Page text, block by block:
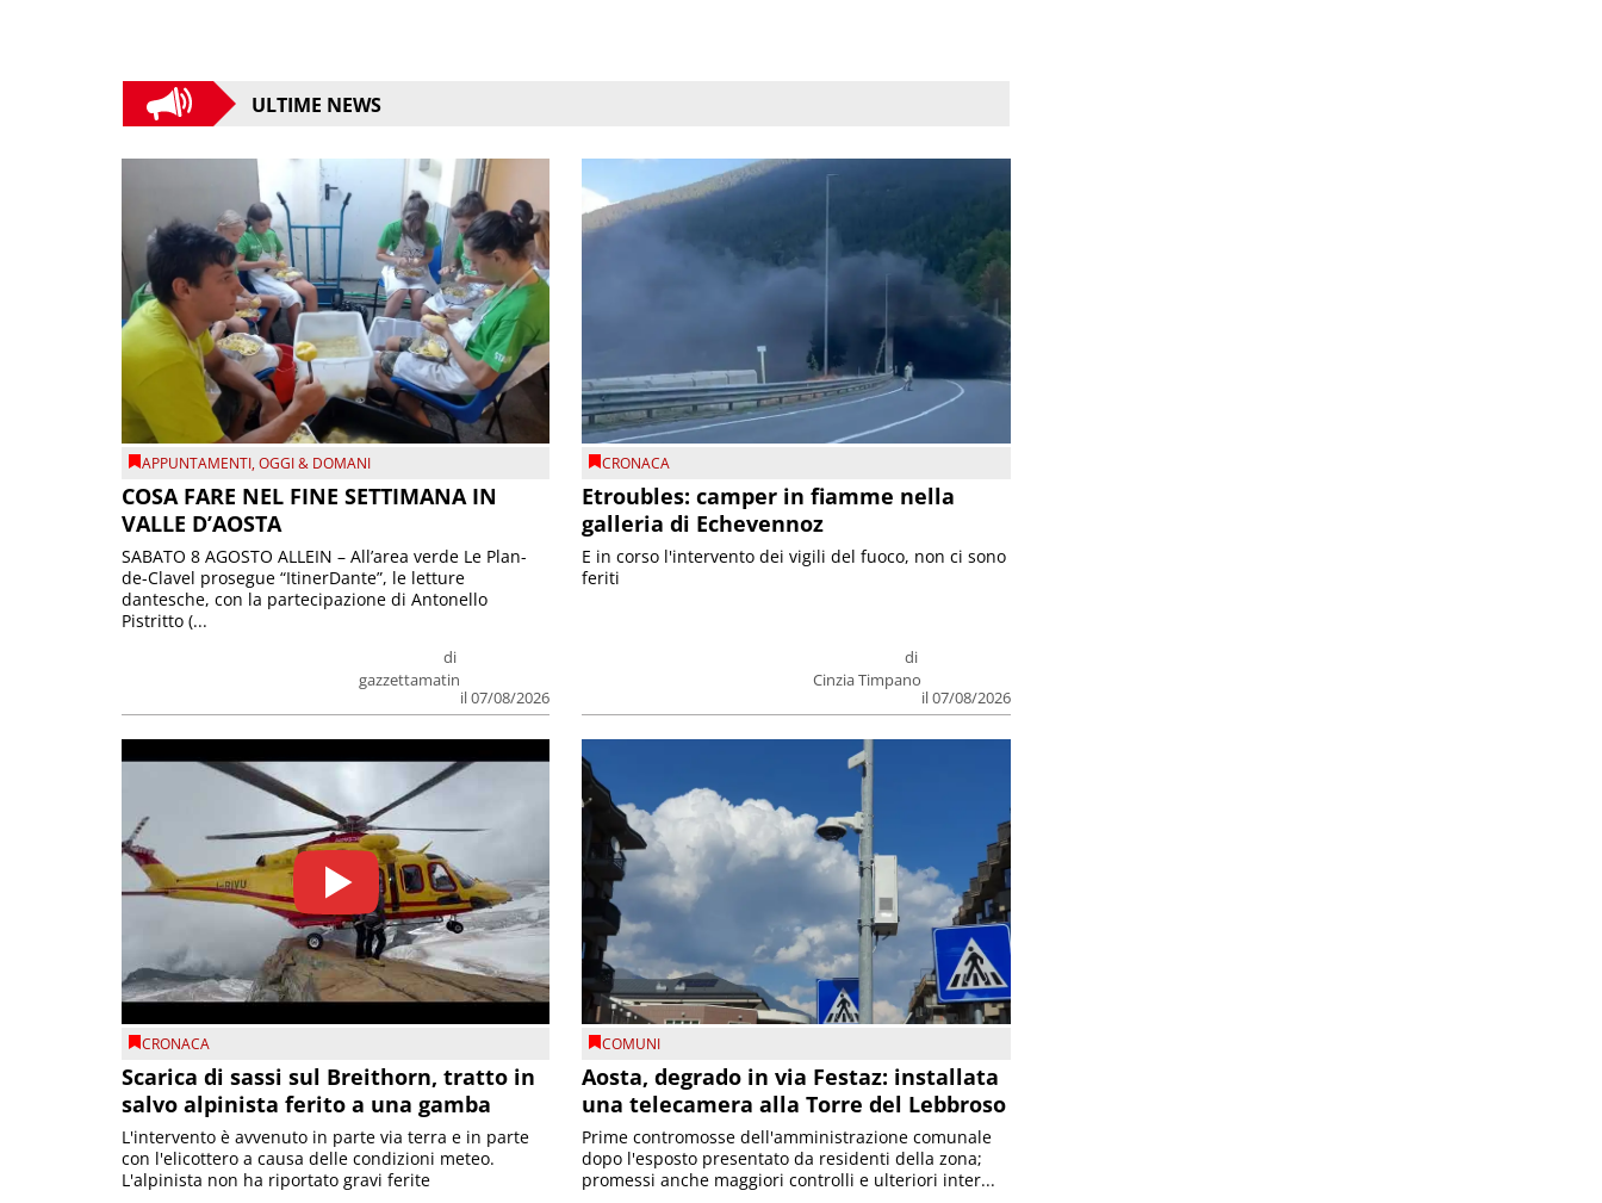
ULTIME NEWS
APPUNTAMENTI,OGGI & DOMANI
COSA FARE NEL FINE SETTIMANA IN
VALLE D’AOSTA
di
gazzettamatin
il 07/08/2026
SABATO 8 AGOSTO ALLEIN – All’area verde Le Plan-
de-Clavel prosegue “ItinerDante”, le letture
dantesche, con la partecipazione di Antonello
Pistritto (...
CRONACA
Etroubles: camper in fiamme nella
galleria di Echevennoz
di
Cinzia Timpano
il 07/08/2026
E in corso l'intervento dei vigili del fuoco, non ci sono
feriti
CRONACA
Scarica di sassi sul Breithorn, tratto in
salvo alpinista ferito a una gamba
L'intervento è avvenuto in parte via terra e in parte
con l'elicottero a causa delle condizioni meteo.
L'alpinista non ha riportato gravi ferite
COMUNI
Aosta, degrado in via Festaz: installata
una telecamera alla Torre del Lebbroso
Prime contromosse dell'amministrazione comunale
dopo l'esposto presentato da residenti della zona;
promessi anche maggiori controlli e ulteriori inter...